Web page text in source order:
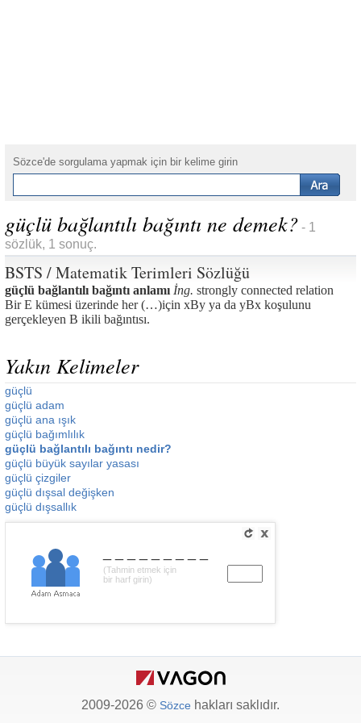
Sözce'de sorgulama yapmak için bir kelime girin
güçlü bağlantılı bağıntı ne demek? - 1
sözlük, 1 sonuç.
BSTS / Matematik Terimleri Sözlüğü
güçlü bağlantılı bağıntı anlamı İng. strongly connected relation
Bir E kümesi üzerinde her (…)için xBy ya da yBx koşulunu
gerçekleyen B ikili bağıntısı.
Yakın Kelimeler
güçlü
güçlü adam
güçlü ana ışık
güçlü bağımlılık
güçlü bağlantılı bağıntı nedir?
güçlü büyük sayılar yasası
güçlü çizgiler
güçlü dışsal değişken
güçlü dışsallık
(Tahmin etmek için
bir harf girin)
2009-2026 © Sözce hakları saklıdır.